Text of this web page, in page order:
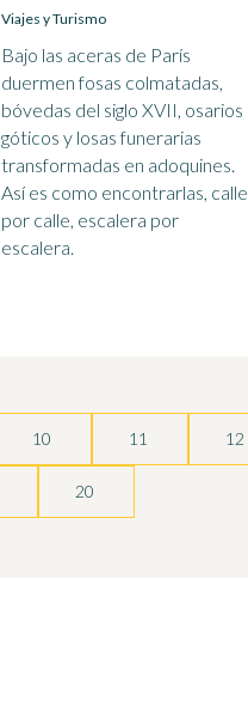
Viajes y Turismo
Bajo las aceras de París
duermen fosas colmatadas,
bóvedas del siglo XVII, osarios
góticos y losas funerarias
transformadas en adoquines.
Así es como encontrarlas, calle
por calle, escalera por
escalera.
10 11 12
20